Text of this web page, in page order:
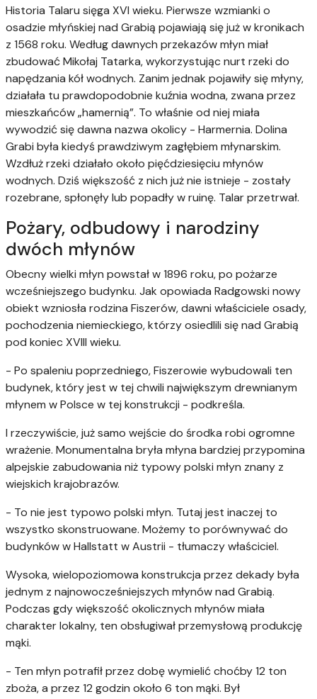
Historia Talaru sięga XVI wieku. Pierwsze wzmianki o
osadzie młyńskiej nad Grabią pojawiają się już w kronikach
z 1568 roku. Według dawnych przekazów młyn miał
zbudować Mikołaj Tatarka, wykorzystując nurt rzeki do
napędzania kół wodnych. Zanim jednak pojawiły się młyny,
działała tu prawdopodobnie kuźnia wodna, zwana przez
mieszkańców „hamernią”. To właśnie od niej miała
wywodzić się dawna nazwa okolicy - Harmernia. Dolina
Grabi była kiedyś prawdziwym zagłębiem młynarskim.
Wzdłuż rzeki działało około pięćdziesięciu młynów
wodnych. Dziś większość z nich już nie istnieje - zostały
rozebrane, spłonęły lub popadły w ruinę. Talar przetrwał.
Pożary, odbudowy i narodziny
dwóch młynów
Obecny wielki młyn powstał w 1896 roku, po pożarze
wcześniejszego budynku. Jak opowiada Radgowski nowy
obiekt wzniosła rodzina Fiszerów, dawni właściciele osady,
pochodzenia niemieckiego, którzy osiedlili się nad Grabią
pod koniec XVIII wieku.
- Po spaleniu poprzedniego, Fiszerowie wybudowali ten
budynek, który jest w tej chwili największym drewnianym
młynem w Polsce w tej konstrukcji - podkreśla.
I rzeczywiście, już samo wejście do środka robi ogromne
wrażenie. Monumentalna bryła młyna bardziej przypomina
alpejskie zabudowania niż typowy polski młyn znany z
wiejskich krajobrazów.
- To nie jest typowo polski młyn. Tutaj jest inaczej to
wszystko skonstruowane. Możemy to porównywać do
budynków w Hallstatt w Austrii - tłumaczy właściciel.
Wysoka, wielopoziomowa konstrukcja przez dekady była
jednym z najnowocześniejszych młynów nad Grabią.
Podczas gdy większość okolicznych młynów miała
charakter lokalny, ten obsługiwał przemysłową produkcję
mąki.
- Ten młyn potrafił przez dobę wymielić choćby 12 ton
zboża, a przez 12 godzin około 6 ton mąki. Był